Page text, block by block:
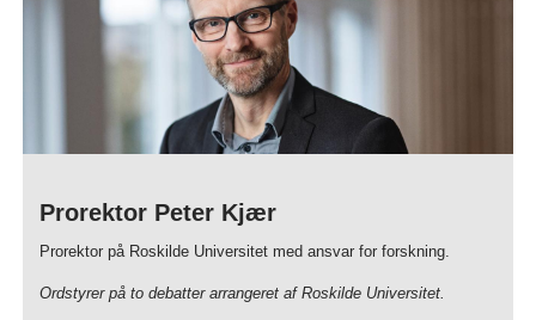
Prorektor Peter Kjær
Prorektor på Roskilde Universitet med ansvar for forskning.
Ordstyrer på to debatter arrangeret af Roskilde Universitet.